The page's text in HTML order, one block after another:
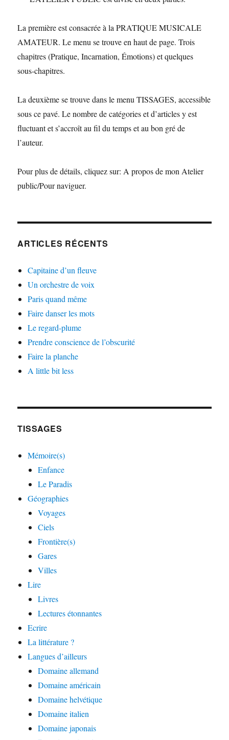
La première est consacrée à la PRATIQUE MUSICALE
AMATEUR. Le menu se trouve en haut de page. Trois
chapitres (Pratique, Incarnation, Émotions) et quelques
sous-chapitres.
La deuxième se trouve dans le menu TISSAGES, accessible
sous ce pavé. Le nombre de catégories et d’articles y est
fluctuant et s’accroît au fil du temps et au bon gré de
l’auteur.
Pour plus de détails, cliquez sur: A propos de mon Atelier
public/Pour naviguer.
ARTICLES RÉCENTS
Capitaine d’un fleuve
Un orchestre de voix
Paris quand même
Faire danser les mots
Le regard-plume
Prendre conscience de l’obscurité
Faire la planche
A little bit less
TISSAGES
Mémoire(s)
Enfance
Le Paradis
Géographies
Voyages
Ciels
Frontière(s)
Gares
Villes
Lire
Livres
Lectures étonnantes
Ecrire
La littérature ?
Langues d’ailleurs
Domaine allemand
Domaine américain
Domaine helvétique
Domaine italien
Domaine japonais